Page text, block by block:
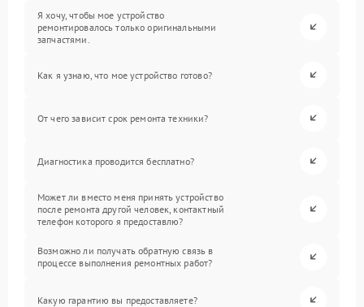
Я хочу, чтобы мое устройство
ремонтировалось только оригинальными
запчастями.
Как я узнаю, что мое устройство готово?
От чего зависит срок ремонта техники?
Диагностика проводится бесплатно?
Может ли вместо меня принять устройство
после ремонта другой человек, контактный
телефон которого я предоставлю?
Возможно ли получать обратную связь в
процессе выполнения ремонтных работ?
Какую гарантию вы предоставляете?